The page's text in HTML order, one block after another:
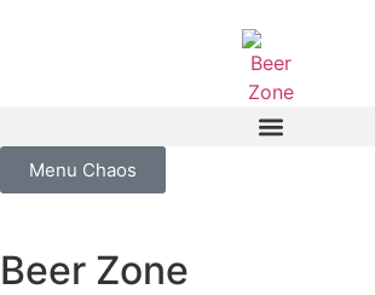
Menu Chaos
Beer Zone